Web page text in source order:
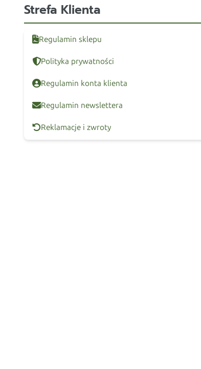
Strefa Klienta
Regulamin sklepu
Polityka prywatności
Regulamin konta klienta
Regulamin newslettera
Reklamacje i zwroty